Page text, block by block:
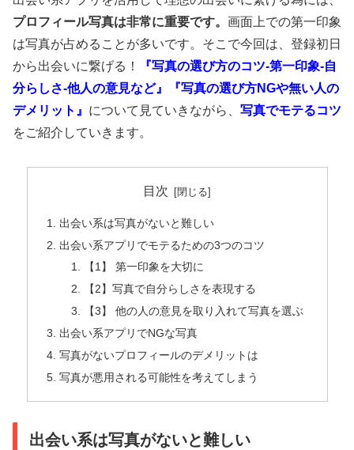
プロフィール写真は非常に重要です。 画面上での第一印象
は写真が占めることが多いです。そこで今回は、登録初日
から出会いに繋げる！
『写真の選び方のコツ-第一印象-自
分らしさ-他人の意見など』『写真の選び方NGや無い人の
デメリット』 について見ていきながら、 写真でモテるコツ
をご紹介していきます。
目次
出会い系は写真がないと難しい
出会い系アプリでモテるための3つのコツ
【1】 第一印象を大切に
【2】写真で自分らしさを表現する
【3】 他の人の意見を取り入れて写真を選ぶ
出会い系アプリでNGな写真
写真がないプロフィールのデメリットは
写真が悪用される可能性を考えてしまう
出会い系は写真がないと難しい